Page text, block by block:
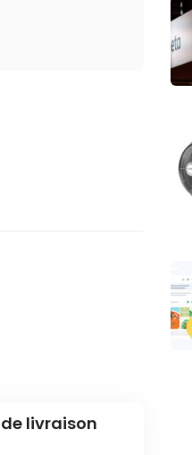
livraison